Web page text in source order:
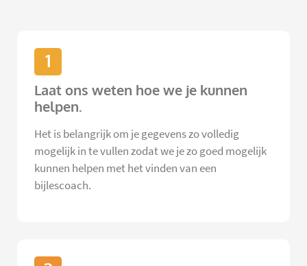
1
Laat ons weten hoe we je kunnen
helpen.
Het is belangrijk om je gegevens zo volledig
mogelijk in te vullen zodat we je zo goed mogelijk
kunnen helpen met het vinden van een
bijlescoach.